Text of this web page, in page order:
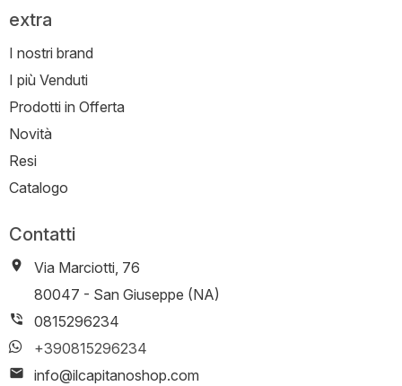
extra
I nostri brand
I più Venduti
Prodotti in Offerta
Novità
Resi
Catalogo
Contatti
Via Marciotti, 76
-
80047 - San Giuseppe (NA)
0815296234
+390815296234
info@ilcapitanoshop.com